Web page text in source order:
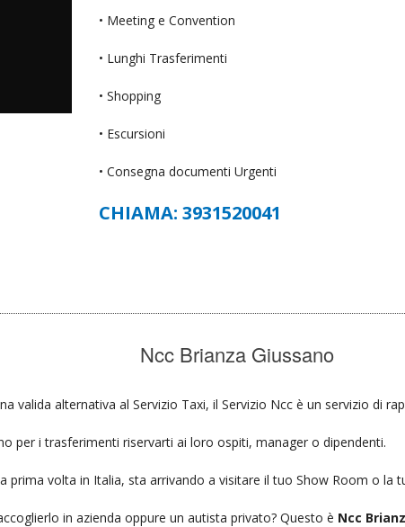
• Meeting e Convention
• Lunghi Trasferimenti
• Shopping
• Escursioni
• Consegna documenti Urgenti
CHIAMA: 3931520041
Ncc Brianza Giussano
valida alternativa al Servizio Taxi, il Servizio Ncc è un servizio di
per i trasferimenti riservarti ai loro ospiti, manager o dipendenti.
prima volta in Italia, sta arrivando a visitare il tuo Show Room o la
in azienda oppure un autista privato? Questo è Ncc